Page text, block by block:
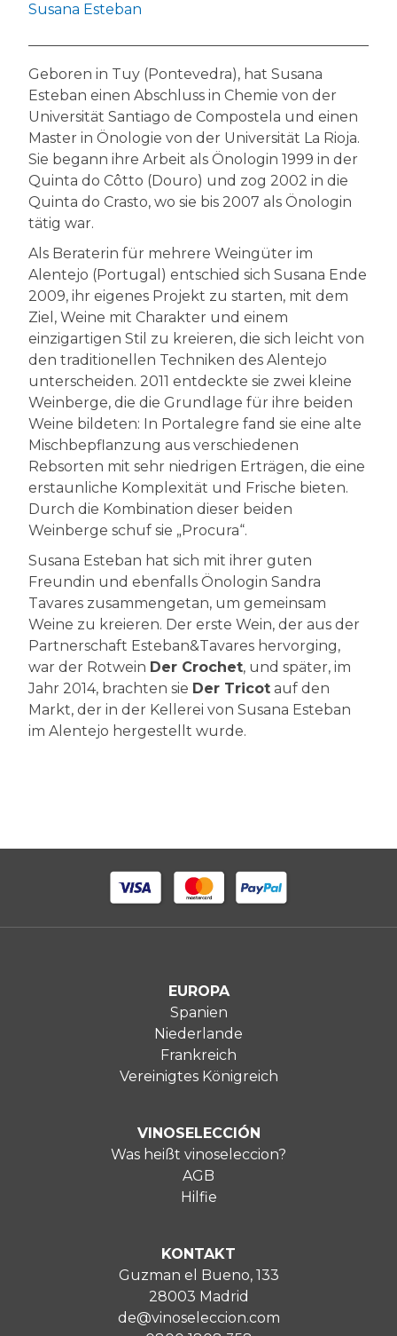
Susana Esteban
Geboren in Tuy (Pontevedra), hat Susana
Esteban einen Abschluss in Chemie von der
Universität Santiago de Compostela und einen
Master in Önologie von der Universität La Rioja.
Sie begann ihre Arbeit als Önologin 1999 in der
Quinta do Côtto (Douro) und zog 2002 in die
Quinta do Crasto, wo sie bis 2007 als Önologin
tätig war.
Als Beraterin für mehrere Weingüter im
Alentejo (Portugal) entschied sich Susana Ende
2009, ihr eigenes Projekt zu starten, mit dem
Ziel, Weine mit Charakter und einem
einzigartigen Stil zu kreieren, die sich leicht von
den traditionellen Techniken des Alentejo
unterscheiden. 2011 entdeckte sie zwei kleine
Weinberge, die die Grundlage für ihre beiden
Weine bildeten: In Portalegre fand sie eine alte
Mischbepflanzung aus verschiedenen
Rebsorten mit sehr niedrigen Erträgen, die eine
erstaunliche Komplexität und Frische bieten.
Durch die Kombination dieser beiden
Weinberge schuf sie „Procura“.
Susana Esteban hat sich mit ihrer guten
Freundin und ebenfalls Önologin Sandra
Tavares zusammengetan, um gemeinsam
Weine zu kreieren. Der erste Wein, der aus der
Partnerschaft Esteban&Tavares hervorging,
war der Rotwein Der Crochet, und später, im
Jahr 2014, brachten sie Der Tricot auf den
Markt, der in der Kellerei von Susana Esteban
im Alentejo hergestellt wurde.
EUROPA
Spanien
Niederlande
Frankreich
Vereinigtes Königreich
VINOSELECCIÓN
Was heißt vinoseleccion?
AGB
Hilfie
KONTAKT
Guzman el Bueno, 133
28003 Madrid
de@vinoseleccion.com